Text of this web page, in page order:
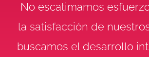
No escatimamos
la satisfacción de
buscamos el desarrollo